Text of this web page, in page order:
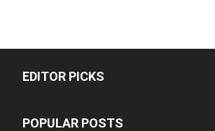
EDITOR PICKS
POPULAR POSTS